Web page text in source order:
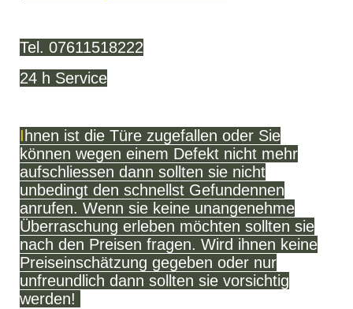
Tel. 07611518222
24 h Service
I hnen ist die Türe zugefallen oder Sie
können wegen einem Defekt nicht mehr
aufschliessen dann sollten sie nicht
unbedingt den schnellst Gefundennen
anrufen. Wenn sie keine unangenehme
Überraschung erleben möchten sollten sie
nach den Preisen fragen. Wird ihnen keine
Preiseinschätzung gegeben oder nur
unfreundlich dann sollten sie vorsichtig
werden!